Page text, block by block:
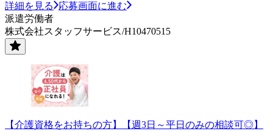
詳細を見る
応募画面に進む
派遣労働者
株式会社スタッフサービス/H10470515
【介護資格をお持ちの方】【週3日～平日のみの相談可◎】